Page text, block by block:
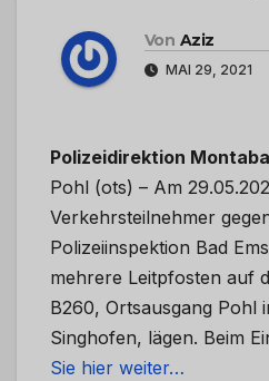
Von Aziz
MAI 29, 2021
Polizeidirektion
Pohl (ots) – Am
Verkehrsteilnehmer
Polizeiinspektion Bad
mehrere Leitpfosten auf
B260, Ortsausgang Pohl
Singhofen, lägen. Beim
Sie hier weiter…